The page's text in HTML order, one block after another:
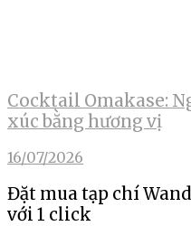
Cocktail Omakase:
xúc bằng hương vị
16/07/2026
Đặt mua tạp chí
với 1 click